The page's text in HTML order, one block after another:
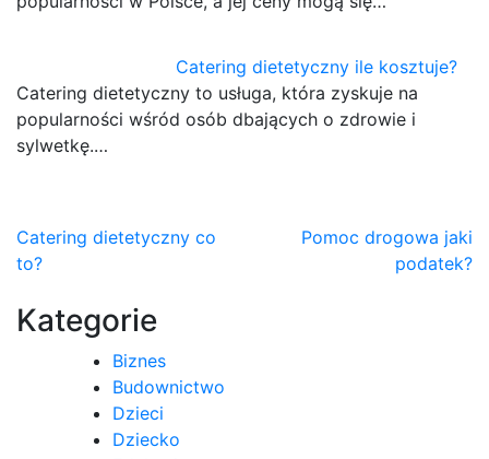
Catering dietetyczny ile kosztuje?
Catering dietetyczny to usługa, która zyskuje na
popularności wśród osób dbających o zdrowie i
sylwetkę.…
Nawigacja
wpisu
Catering dietetyczny co
to?
Pomoc drogowa jaki
podatek?
Kategorie
Biznes
Budownictwo
Dzieci
Dziecko